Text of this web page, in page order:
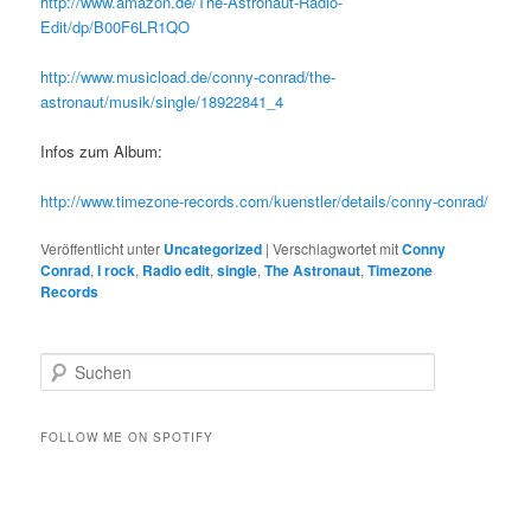
Edit/dp/B00F6LR1QO
http://www.musicload.de/conny-conrad/the-
astronaut/musik/single/18922841_4
Infos zum Album:
http://www.timezone-records.com/kuenstler/details/conny-conrad/
Veröffentlicht unter Uncategorized |Verschlagwortet mitConny
Conrad,I rock, Radio edit,single,The Astronaut,Timezone
Records
u
h
FOLLOW ME ON SPOTIFY